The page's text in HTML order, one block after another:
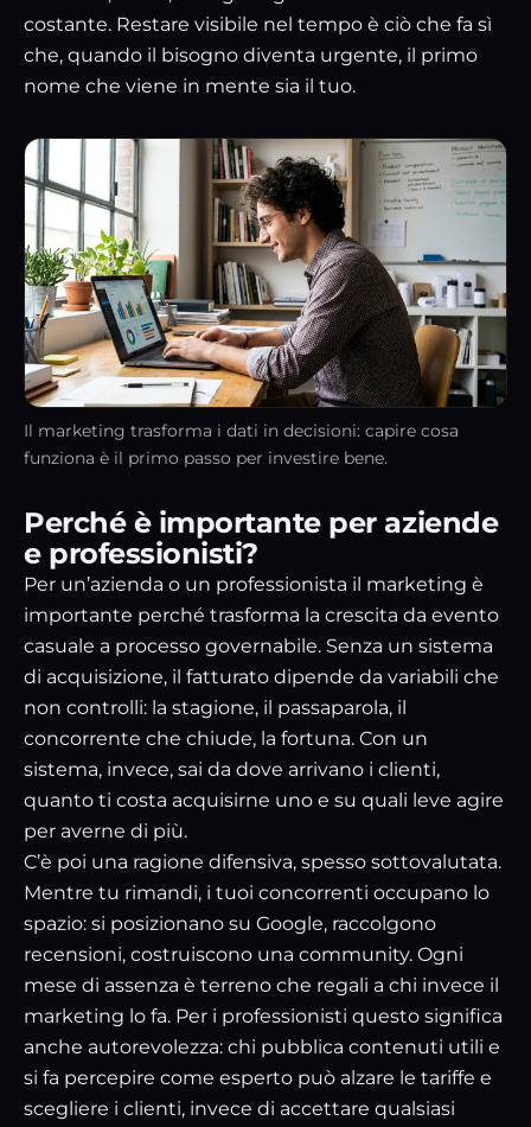
costante. Restare visibile nel tempo è ciò che fa sì
che, quando il bisogno diventa urgente, il primo
nome che viene in mente sia il tuo.
Il marketing trasforma i dati in decisioni: capire cosa
funziona è il primo passo per investire bene.
Perché è importante per aziende
e professionisti?
Per un’azienda o un professionista il marketing è
importante perché trasforma la crescita da evento
casuale a processo governabile. Senza un sistema
di acquisizione, il fatturato dipende da variabili che
non controlli: la stagione, il passaparola, il
concorrente che chiude, la fortuna. Con un
sistema, invece, sai da dove arrivano i clienti,
quanto ti costa acquisirne uno e su quali leve agire
per averne di più.
C’è poi una ragione difensiva, spesso sottovalutata.
Mentre tu rimandi, i tuoi concorrenti occupano lo
spazio: si posizionano su Google, raccolgono
recensioni, costruiscono una community. Ogni
mese di assenza è terreno che regali a chi invece il
marketing lo fa. Per i professionisti questo significa
anche autorevolezza: chi pubblica contenuti utili e
si fa percepire come esperto può alzare le tariffe e
scegliere i clienti, invece di accettare qualsiasi